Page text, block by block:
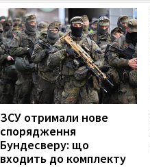
ЗСУ отримали нове
спорядження
Бундесверу: що
входить до комплекту